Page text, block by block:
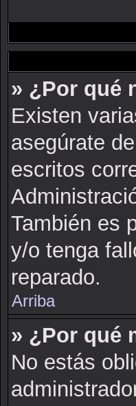
» ¿Por qué
Existen
asegúrate
escritos
También es
y/o tenga
reparado.
Arriba
» ¿Por qué
No estás